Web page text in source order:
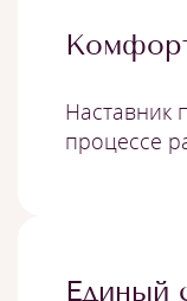
Наставник
процессе
Единый